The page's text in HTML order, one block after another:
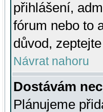
přihlášení,
fórum nebo to
důvod,
Návrat nahoru
Dostávám
Plánujeme